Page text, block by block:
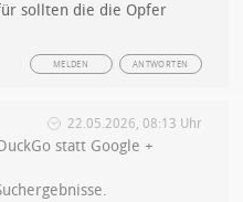
sollten die die Opfer
ANTWORTEN
MELDEN
22.05.2026, 08:13 Uhr
statt Google +